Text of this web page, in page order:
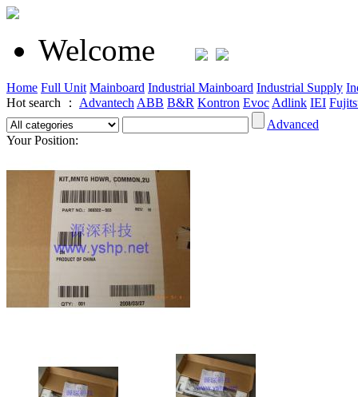
Welcome
Home Full Unit Mainboard Industrial Mainboard Industrial Supply
Hot search ： Advantech ABB B&R Kontron Evoc Adlink IEI
Advanced
Your Position: